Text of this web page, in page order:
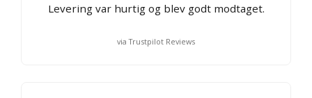
Levering var hurtig og blev godt modtaget.
via Trustpilot Reviews